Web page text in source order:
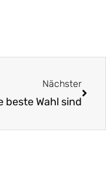
Nächster
beste Wahl sind